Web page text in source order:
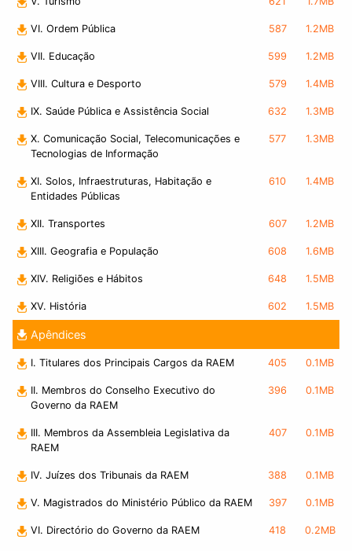
VI. Ordem Pública 587 1.2MB
VII. Educação 599 1.2MB
VIII. Cultura e Desporto 579 1.4MB
IX. Saúde Pública e Assistência Social 632 1.3MB
X. Comunicação Social, Telecomunicações e
Tecnologias de Informação
577 1.3MB
XI. Solos, Infraestruturas, Habitação e
Entidades Públicas
610 1.4MB
XII. Transportes 607 1.2MB
XIII. Geografia e População 608 1.6MB
XIV. Religiões e Hábitos 648 1.5MB
XV. História 602 1.5MB
Apêndices
I. Titulares dos Principais Cargos da RAEM 405 0.1MB
II. Membros do Conselho Executivo do
Governo da RAEM
396 0.1MB
III. Membros da Assembleia Legislativa da
RAEM
407 0.1MB
IV. Juízes dos Tribunais da RAEM 388 0.1MB
V. Magistrados do Ministério Público da RAEM 397 0.1MB
VI. Directório do Governo da RAEM 418 0.2MB